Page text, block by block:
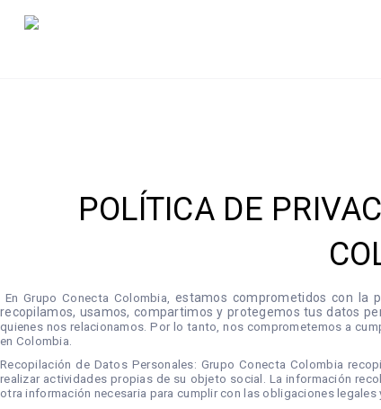
POLÍTICA DE
En Grupo Conecta Colombia,estamos comprometidos con la
recopilamos, usamos, compartimos y protegemos tus datos
quienes nos relacionamos. Por lo tanto, nos comprometemos a
en Colombia.
Recopilación de Datos Personales: Grupo Conecta Colombia
realizar actividades propias de su objeto social. La información
otra información necesaria para cumplir con las obligaciones legales